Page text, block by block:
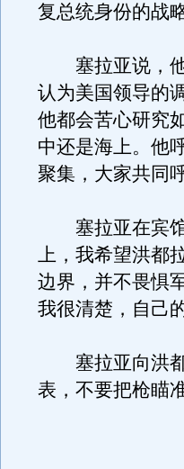
复总统身份的战略
塞拉亚说，他
认为美国领导的
他都会苦心研究
中还是海上。他
聚集，大家共同
塞拉亚在宾馆
上，我希望洪都
边界，并不畏惧
我很清楚，自己
塞拉亚向洪都
表，不要把枪瞄